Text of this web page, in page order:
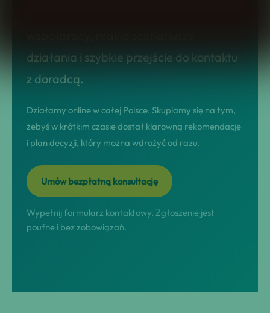
działania i szybkie przejście do kontaktu
z doradcą.
Działamy online w całej Polsce. Skupiamy się na tym,
żebyś w krótkim czasie dostał klarowną rekomendację
i plan decyzji, który można wdrożyć od razu.
Umów bezpłatną konsultację
Wypełnij formularz kontaktowy. Zgłoszenie jest
poufne i bez zobowiązań.